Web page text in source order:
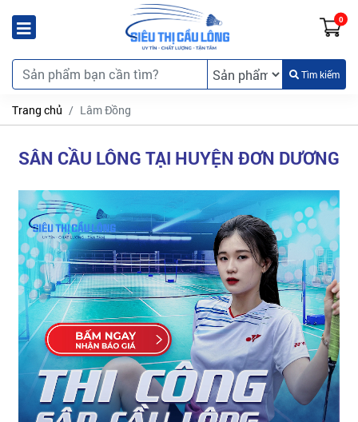
0
Tìm kiếm
Trang chủ Lâm Ðồng
SÂN CẦU LÔNG TẠI HUYỆN ĐƠN DƯƠNG